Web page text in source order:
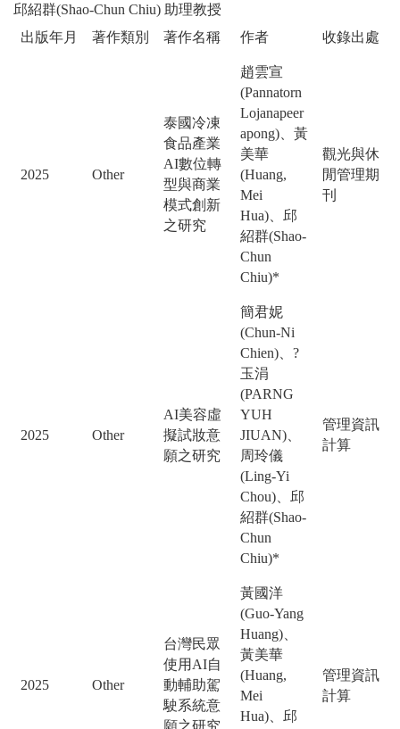
邱紹群(Shao-Chun Chiu) 助理教授
出版年月
著作類別 著作名稱 作者 收錄出處
2025 Other
泰國冷凍
食品產業
AI數位轉
型與商業
模式創新
之研究
趙雲宣
(Pannatorn
Lojanapeer
apong)、黃
美華
(Huang,
Mei
Hua)、邱
紹群(Shao-
Chun
Chiu)*
觀光與休
閒管理期
刊
2025 Other
AI美容虛
擬試妝意
願之研究
簡君妮
(Chun-Ni
Chien)、?
玉涓
(PARNG
YUH
JIUAN)、
周玲儀
(Ling-Yi
Chou)、邱
紹群(Shao-
Chun
Chiu)*
管理資訊
計算
2025 Other
台灣民眾
使用AI自
動輔助駕
駛系統意
願之研究
黃國洋
(Guo-Yang
Huang)、
黃美華
(Huang,
Mei
Hua)、邱
管理資訊
計算